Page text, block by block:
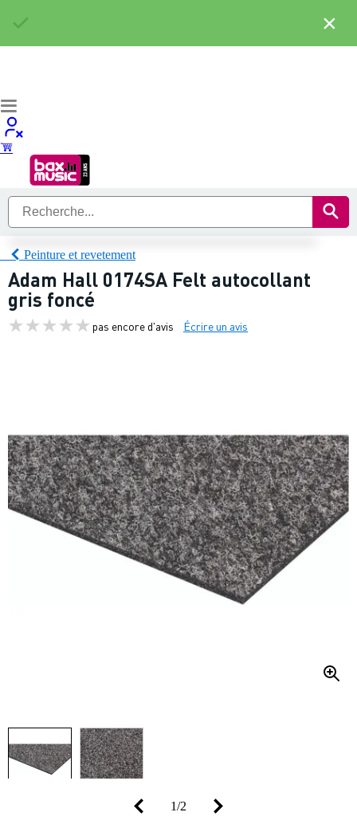
Peinture et revetement
Adam Hall 0174SA Felt autocollant
gris foncé
pas encore d'avis Écrire un avis
1/2
×